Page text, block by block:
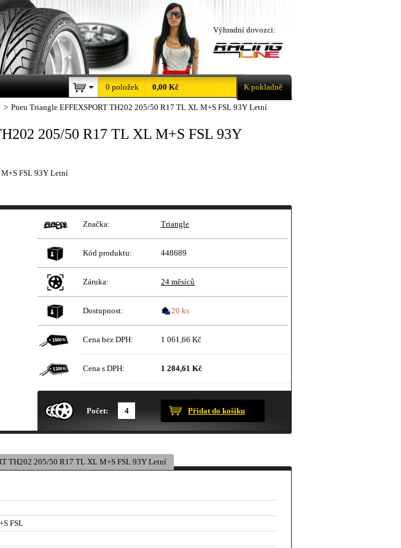
> Pneu Triangle EFFEXSPORT TH202 205/50 R17 TL XL M+S FSL 93Y Letní
205/50 R17 TL XL M+S FSL 93Y
FSL 93Y Letní
Značka: Triangle
Kód produktu: 448689
Záruka: 24 měsíců
Dostupnost: 20 ks
Cena bez DPH: 1 061,66 Kč
Cena s DPH: 1 284,61 Kč
Počet: Přidat do košíku
TH202 205/50 R17 TL XL M+S FSL 93Y Letní
FSL
Výhradní dovozci:
0 položek 0,00 Kč K pokladně